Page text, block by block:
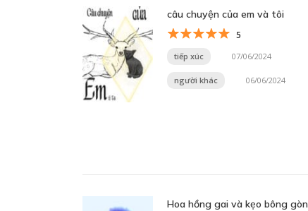
câu chuyện của em và tôi
5
tiếp xúc 07/06/2024
người khác 06/06/2024
Hoa hồng gai và kẹo bông gòn.